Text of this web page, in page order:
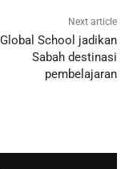
Next article
School jadikan
Sabah destinasi
pembelajaran